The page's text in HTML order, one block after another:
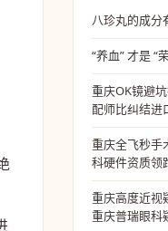
八珍丸的成分
“养血” 才是 “
重庆OK镜避
配师比纠结进
重庆全飞秒手
科硬件资质领
重庆高度近视
重庆普瑞眼科